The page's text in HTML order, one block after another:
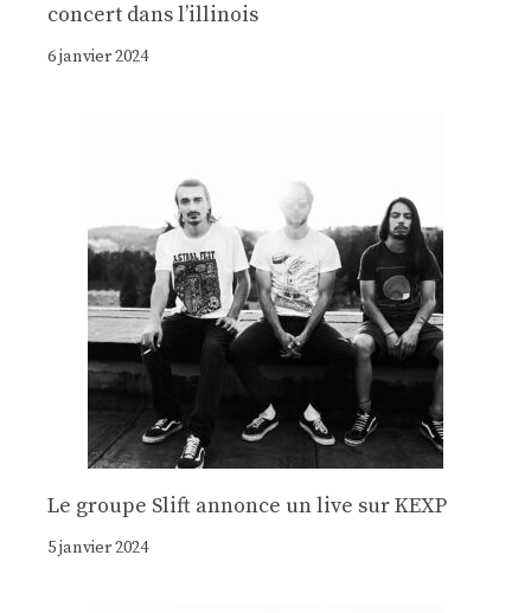
concert dans l’illinois
6 janvier 2024
Le groupe Slift annonce un live sur KEXP
5 janvier 2024